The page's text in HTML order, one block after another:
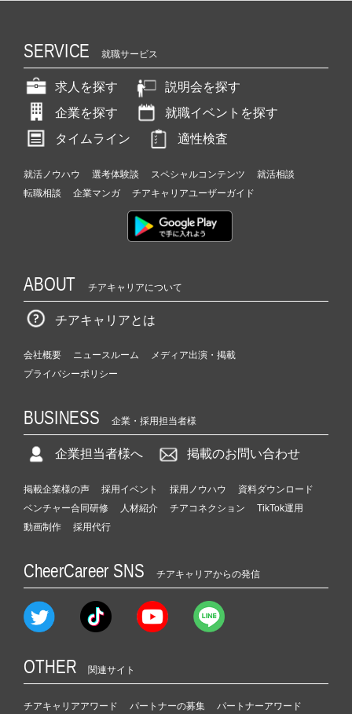
SERVICE 就職サービス
求人を探す
説明会を探す
企業を探す
就職イベントを探す
タイムライン
適性検査
就活ノウハウ 選考体験談 スペシャルコンテンツ
就活相談
転職相談
企業マンガ チアキャリアユーザーガイド
ABOUT チアキャリアについて
チアキャリアとは
会社概要 ニュースルーム
メディア出演・掲載
プライバシーポリシー
BUSINESS 企業・採用担当者様
企業担当者様へ 掲載のお問い合わせ
掲載企業様の声 採用イベント 採用ノウハウ
資料ダウンロード
ベンチャー合同研修
人材紹介 チアコネクション
TikTok運用
動画制作
採用代行
CheerCareer SNS チアキャリアからの発信
OTHER 関連サイト
チアキャリアアワード パートナーの募集 パートナーアワード